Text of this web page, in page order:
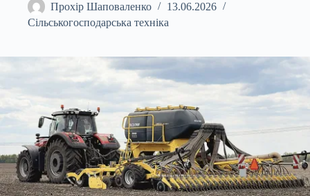
Прохір Шаповаленко
13.06.2026
Сільськогосподарська техніка